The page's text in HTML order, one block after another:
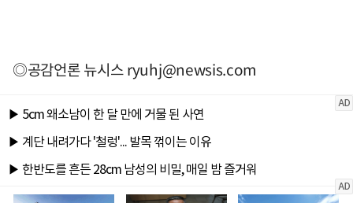
◎공감언론 뉴시스ryuhj@newsis.com